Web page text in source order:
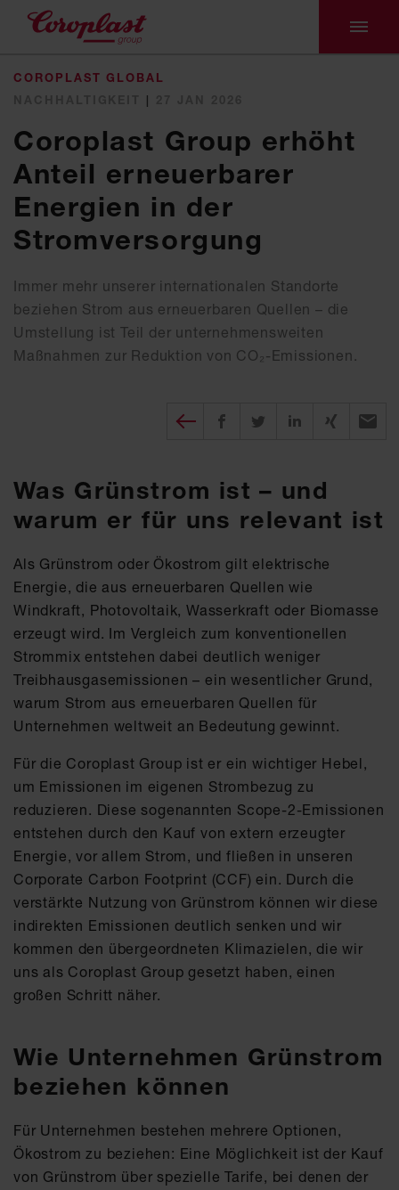
COROPLAST GLOBAL
|
Coroplast Group erhöht
Anteil erneuerbarer
Energien in der
Stromversorgung
Immer mehr unserer internationalen Standorte
beziehen Strom aus erneuerbaren Quellen – die
Umstellung ist Teil der unternehmensweiten
Maßnahmen zur Reduktion von CO₂-Emissionen.
Diesen Beitrag teilen
auf Facebook teilen
auf twitter teilenauf XING
per
Was Grünstrom ist – und
warum er für uns relevant ist
Als Grünstrom oder Ökostrom gilt elektrische
Energie, die aus erneuerbaren Quellen wie
Windkraft, Photovoltaik, Wasserkraft oder Biomasse
erzeugt wird. Im Vergleich zum konventionellen
Strommix entstehen dabei deutlich weniger
Treibhausgasemissionen – ein wesentlicher Grund,
warum Strom aus erneuerbaren Quellen für
Unternehmen weltweit an Bedeutung gewinnt.
Für die Coroplast Group ist er ein wichtiger Hebel,
um Emissionen im eigenen Strombezug zu
reduzieren. Diese sogenannten Scope-2-Emissionen
entstehen durch den Kauf von extern erzeugter
Energie, vor allem Strom, und fließen in unseren
Corporate Carbon Footprint (CCF) ein. Durch die
verstärkte Nutzung von Grünstrom können wir diese
indirekten Emissionen deutlich senken und wir
kommen den übergeordneten Klimazielen, die wir
uns als Coroplast Group gesetzt haben, einen
großen Schritt näher.
Wie Unternehmen Grünstrom
beziehen können
Für Unternehmen bestehen mehrere Optionen,
Ökostrom zu beziehen: Eine Möglichkeit ist der Kauf
von Grünstrom über spezielle Tarife, bei denen der